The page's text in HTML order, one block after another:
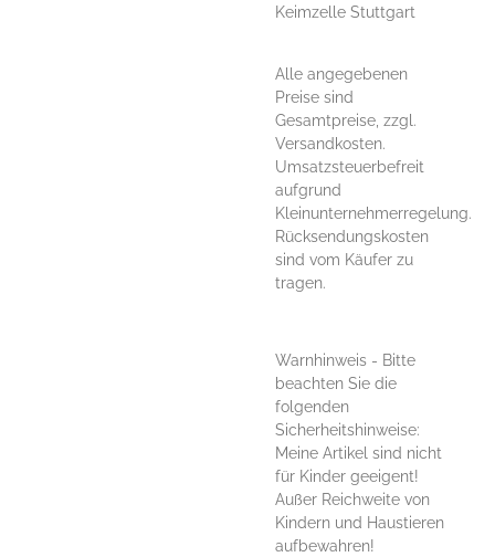
Keimzelle Stuttgart
Alle angegebenen
Preise sind
Gesamtpreise, zzgl.
Versandkosten.
Umsatzsteuerbefreit
aufgrund
Kleinunternehmerregelung.
Rücksendungskosten
sind vom Käufer zu
tragen.
Warnhinweis - Bitte
beachten Sie die
folgenden
Sicherheitshinweise:
Meine Artikel sind nicht
für Kinder geeigent!
Außer Reichweite von
Kindern und Haustieren
aufbewahren!